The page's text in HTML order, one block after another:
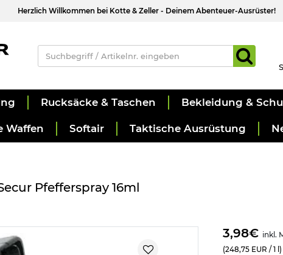
Herzlich Willkommen bei Kotte & Zeller - Deinem Abenteuer-Ausrüster!
Rucksäcke & Taschen Bekleidung &
Waffen Softair Taktische Ausrüstung
Pfefferspray 16ml
3,98€ inkl.
(248,75 EUR / 1 l)